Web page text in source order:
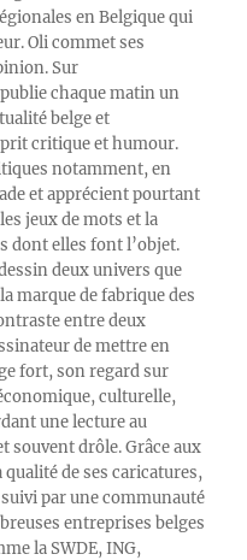
en Belgique qui
Oli commet ses
Sur
chaque matin un
belge et
critique et humour.
notamment, en
et apprécient pourtant
jeux de mots et la
dont elles font l’objet.
deux univers que
marque de fabrique des
entre deux
de mettre en
fort, son regard sur
culturelle,
une lecture au
souvent drôle. Grâce aux
qualité de ses caricatures,
par une communauté
entreprises belges
la SWDE, ING,